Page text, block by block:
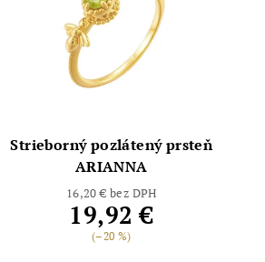
Strieborný pozlátený prsteň
ARIANNA
16,20 € bez DPH
19,92 €
(–20 %)